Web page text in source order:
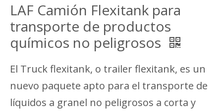
LAF Camión Flexitank para
transporte de productos
químicos no peligrosos
El Truck flexitank, o trailer flexitank, es un
nuevo paquete apto para el transporte de
líquidos a granel no peligrosos a corta y